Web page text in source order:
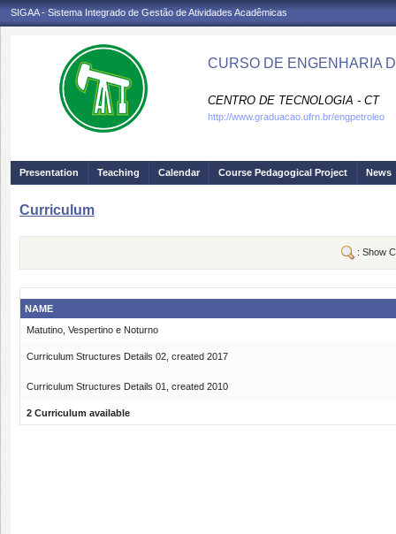
SIGAA - Sistema Integrado de Gestão de Atividades Acadêmicas
CURSO DE ENGENHARIA
CENTRO DE TECNOLOGIA - CT
http://www.graduacao.ufrn.br/engpetroleo
Presentation Teaching Calendar Course Pedagogical Project News
Curriculum
: Show
NAME
Matutino, Vespertino e Noturno
Curriculum Structures Details 02, created 2017
Curriculum Structures Details 01, created 2010
2 Curriculum available